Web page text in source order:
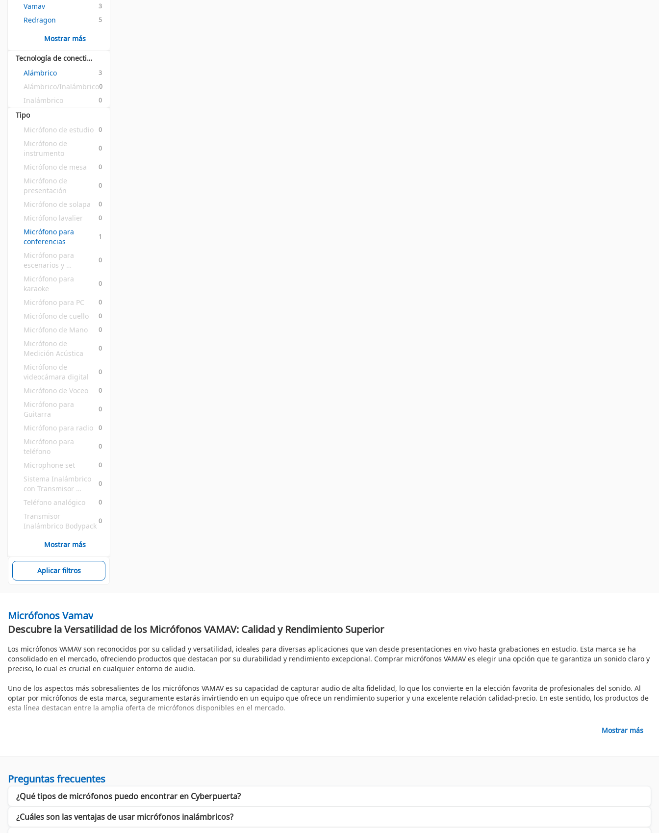
Vamav 3
Redragon 5
Mostrar más
Tecnología de conectividad
Alámbrico
3
Alámbrico/Inalámbrico0
Inalámbrico 0
Tipo
Micrófono de estudio 0
Micrófono de
instrumento
0
Micrófono de mesa 0
Micrófono de
presentación
0
Micrófono de solapa 0
Micrófono lavalier 0
Micrófono para
conferencias
1
Micrófono para
escenarios y
espectáculos
0
Micrófono para
karaoke
0
Micrófono para PC 0
Micrófono de cuello 0
Micrófono de Mano 0
Micrófono de
Medición Acústica
0
Micrófono de
videocámara digital
0
Micrófono de Voceo 0
Micrófono para
Guitarra
0
Micrófono para radio 0
Micrófono para
teléfono
0
Microphone set 0
Sistema Inalámbrico
con Transmisor
Bodypack
0
Teléfono analógico 0
Transmisor
Inalámbrico Bodypack
0
Mostrar más
Aplicar filtros
Micrófonos Vamav
Descubre la Versatilidad de los Micrófonos VAMAV: Calidad y Rendimiento Superior
Los micrófonos VAMAV son reconocidos por su calidad y versatilidad, ideales para diversas aplicaciones que van desde presentaciones en vivo hasta grabaciones en estudio. Esta marca se ha
consolidado en el mercado, ofreciendo productos que destacan por su durabilidad y rendimiento excepcional. Comprar micrófonos VAMAV es elegir una opción que te garantiza un sonido claro y
preciso, lo cual es crucial en cualquier entorno de audio.
Uno de los aspectos más sobresalientes de los micrófonos VAMAV es su capacidad de capturar audio de alta fidelidad, lo que los convierte en la elección favorita de profesionales del sonido. Al
optar por micrófonos de esta marca, seguramente estarás invirtiendo en un equipo que ofrece un rendimiento superior y una excelente relación calidad-precio. En este sentido, los productos de
esta línea destacan entre la amplia oferta de micrófonos disponibles en el mercado.
Además, los micrófonos VAMAV son fáciles de usar, lo que permite que tanto principiantes como expertos obtengan resultados profesionales sin complicaciones. Están diseñados para ofrecer
La elección de micrófonos VAMAV trae consigo una serie de beneficios que los hacen destacar en el mercado. Uno de los más importantes es su construcción robusta, diseñada para soportar
condiciones exigentes, ya sea en el escenario o en estudio. El diseño duradero de estos micrófonos asegura que puedan resistir el desgaste diario, lo que prolonga su vida útil
considerablemente.
Sonido de Alta Calidad
Mostrar más
Preguntas frecuentes
¿Qué tipos de micrófonos puedo encontrar en Cyberpuerta?
¿Cuáles son las ventajas de usar micrófonos inalámbricos?